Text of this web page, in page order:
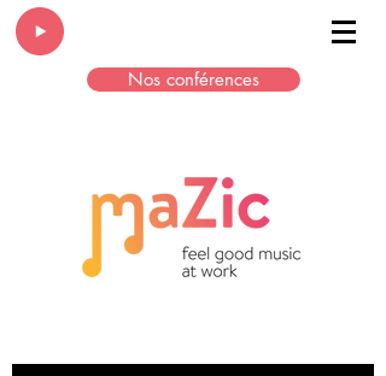
Nos conférences